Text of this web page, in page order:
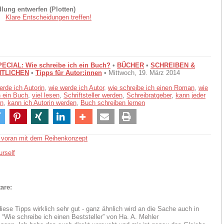
entwerfen (Plotten)
Klare Entscheidungen treffen!
Wie schreibe ich ein Buch? • BÜCHER • SCHREIBEN &
• Tipps für Autor:innen • Mittwoch, 19. März 2014
ich Autorin, wie werde ich Autor, wie schreibe ich einen Roman, wie
ein Buch, viel lesen, Schriftsteller werden, Schreibratgeber, kann jeder
, kann ich Autorin werden, Buch schreiben lernen
mit dem Reihenkonzept
Tipps wirklich sehr gut - ganz ähnlich wird an die Sache auch in
schreibe ich einen Beststeller” von Ha. A. Mehler